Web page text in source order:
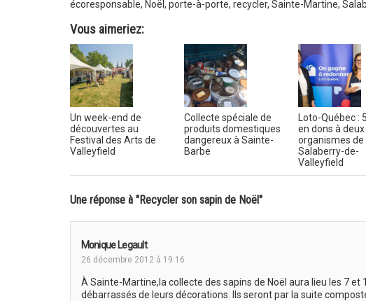
écoresponsable, Noël , porte-à-porte, recycler, Sainte-Martine,
Vous aimeriez:
Un week-end de
découvertes au
Festival des Arts de
Valleyfield
Collecte spéciale de
produits domestiques
dangereux à Sainte-
Barbe
Loto-Québec :
en dons à deux
organismes de
Salaberry-de-
Valleyfield
Une réponse à "Recycler son sapin de Noël"
Monique Legault
26 décembre 2012 à 19:16
À Sainte-Martine,la collecte des sapins de Noël aura lieu les 7
débarrassés de leurs décorations. Ils seront par la suite